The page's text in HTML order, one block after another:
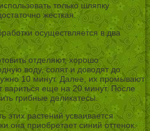
только шляпку
жесткая.
осуществляется в два
отделяют, хорошо
воду, солят и доводят до
10 минут. Далее, их промывают
вариться еще на 20 минут. После
грибные деликатесы.
этих растений усваивается
она приобретает синий оттенок.